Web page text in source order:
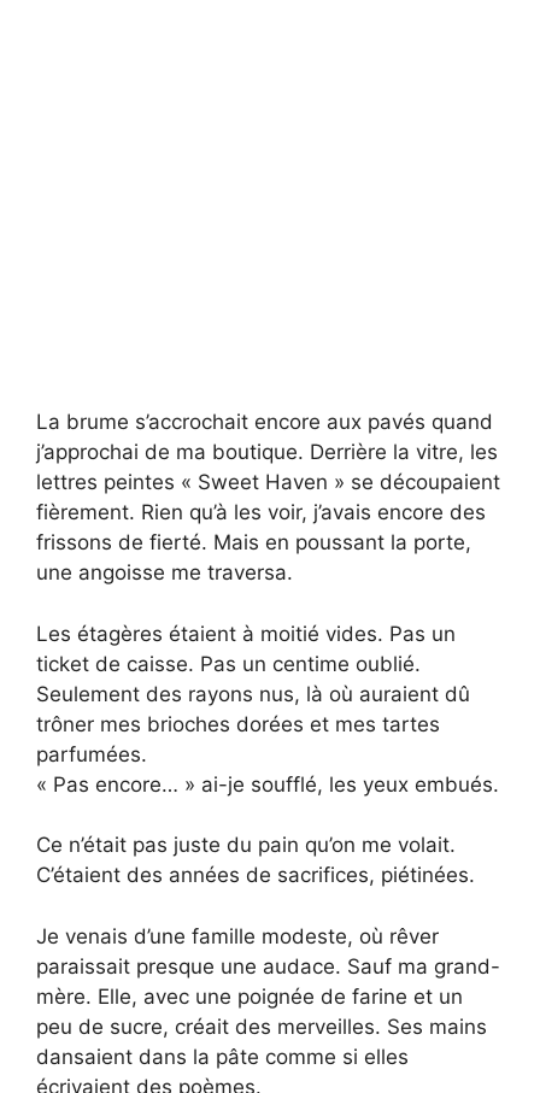
La brume s’accrochait encore aux pavés quand
j’approchai de ma boutique. Derrière la vitre, les
lettres peintes « Sweet Haven » se découpaient
fièrement. Rien qu’à les voir, j’avais encore des
frissons de fierté. Mais en poussant la porte,
une angoisse me traversa.
Les étagères étaient à moitié vides. Pas un
ticket de caisse. Pas un centime oublié.
Seulement des rayons nus, là où auraient dû
trôner mes brioches dorées et mes tartes
parfumées.
« Pas encore… » ai-je soufflé, les yeux embués.
Ce n’était pas juste du pain qu’on me volait.
C’étaient des années de sacrifices, piétinées.
Je venais d’une famille modeste, où rêver
paraissait presque une audace. Sauf ma grand-
mère. Elle, avec une poignée de farine et un
peu de sucre, créait des merveilles. Ses mains
dansaient dans la pâte comme si elles
écrivaient des poèmes.